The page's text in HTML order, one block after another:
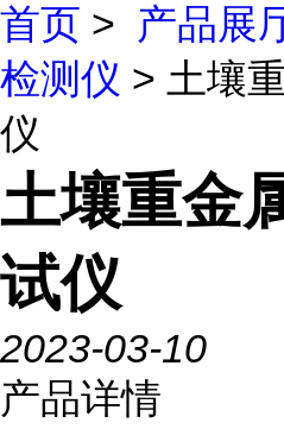
首页 > 产品展
检测仪 > 土壤
仪
土壤重金
试仪
2023-03-10
产品详情